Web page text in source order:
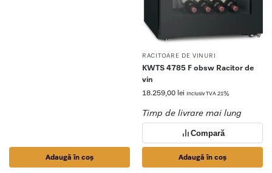
Adaugă în coș
RACITOARE DE VINURI
KWTS 4785 F obsw Racitor de
vin
18.259,00 lei Inclusiv TVA 21%
Timp de livrare mai lung
Compară
Adaugă în coș